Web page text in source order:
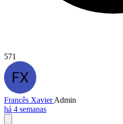
571
Francês XavierAdmin
há 4 semanas